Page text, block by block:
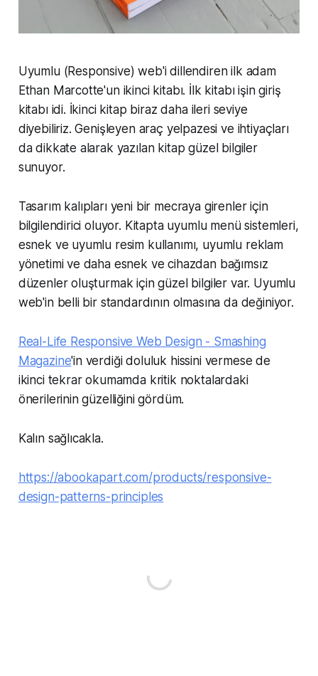
Uyumlu (Responsive) web'i dillendiren ilk adam
Ethan Marcotte'un ikinci kitabı. İlk kitabı işin giriş
kitabı idi. İkinci kitap biraz daha ileri seviye
diyebiliriz. Genişleyen araç yelpazesi ve ihtiyaçları
da dikkate alarak yazılan kitap güzel bilgiler
sunuyor.
Tasarım kalıpları yeni bir mecraya girenler için
bilgilendirici oluyor. Kitapta uyumlu menü sistemleri,
esnek ve uyumlu resim kullanımı, uyumlu reklam
yönetimi ve daha esnek ve cihazdan bağımsız
düzenler oluşturmak için güzel bilgiler var. Uyumlu
web'in belli bir standardının olmasına da değiniyor.
Real-Life Responsive Web Design - Smashing
Magazine'in verdiği doluluk hissini vermese de
ikinci tekrar okumamda kritik noktalardaki
önerilerinin güzelliğini gördüm.
Kalın sağlıcakla.
https://abookapart.com/products/responsive-
design-patterns-principles